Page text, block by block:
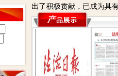
出了积极贡献，已成为具